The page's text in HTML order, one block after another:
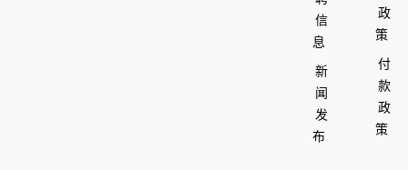
信
息
新
闻
发
布
政
策
付
款
政
策